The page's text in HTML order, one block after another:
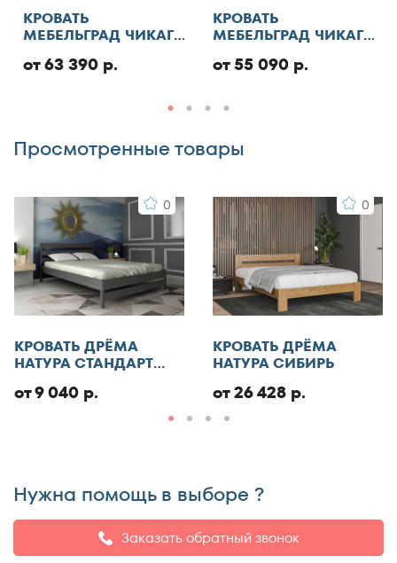
130x185
130x186
130x190
140x185
140x190
140x195
140x200
140x210
145x200
150x185
150x190
150x220
160x180
Отменить
Добавить отзыв
КРОВАТЬ
МЕБЕЛЬГРАД ЧИКАГО
от 63 390 р.
КРОВАТЬ
МЕБЕЛЬГРАД ЧИКАГО
от 55 090 р.
Просмотренные товары
0
КРОВАТЬ ДРЁМА
НАТУРА СТАНДАРТ
от 9 040 р.
0
КРОВАТЬ ДРЁМА
НАТУРА СИБИРЬ
от 26 428 р.
Нужна помощь в выборе ?
Заказать обратный звонок